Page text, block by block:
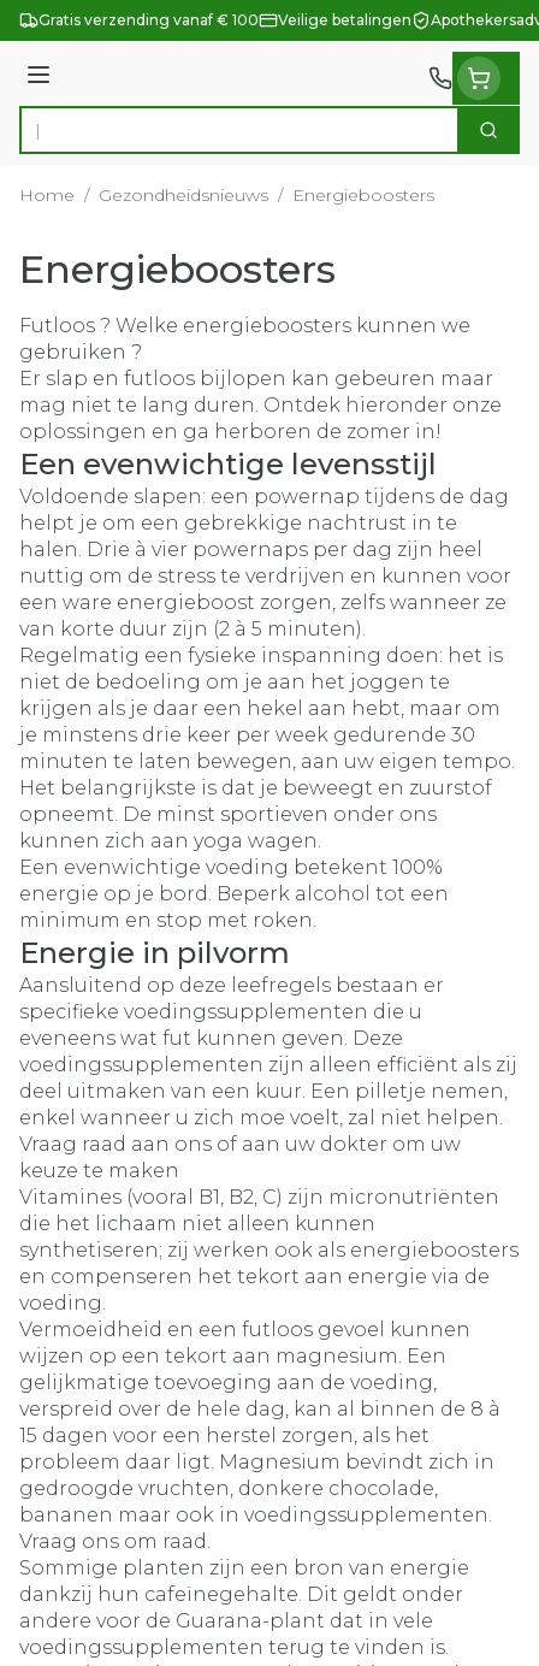
Ga naar de inhoud
Gratis verzending vanaf € 100 Veilige betalingen
Menu
Product, merk, categorie... Zoek
Home / Gezondheidsnieuws / Energieboosters
Energieboosters
Futloos ? Welke energieboosters kunnen we
gebruiken ?
Er slap en futloos bijlopen kan gebeuren maar
mag niet te lang duren. Ontdek hieronder onze
oplossingen en ga herboren de zomer in!
Een evenwichtige levensstijl
Voldoende slapen: een powernap tijdens de dag
helpt je om een gebrekkige nachtrust in te
halen. Drie à vier powernaps per dag zijn heel
nuttig om de stress te verdrijven en kunnen voor
een ware energieboost zorgen, zelfs wanneer ze
van korte duur zijn (2 à 5 minuten).
Regelmatig een fysieke inspanning doen: het is
niet de bedoeling om je aan het joggen te
krijgen als je daar een hekel aan hebt, maar om
je minstens drie keer per week gedurende 30
minuten te laten bewegen, aan uw eigen tempo.
Het belangrijkste is dat je beweegt en zuurstof
opneemt. De minst sportieven onder ons
kunnen zich aan yoga wagen.
Een evenwichtige voeding betekent 100%
energie op je bord. Beperk alcohol tot een
minimum en stop met roken.
Energie in pilvorm
Aansluitend op deze leefregels bestaan er
specifieke voedingssupplementen die u
eveneens wat fut kunnen geven. Deze
voedingssupplementen zijn alleen efficiënt als zij
deel uitmaken van een kuur. Een pilletje nemen,
enkel wanneer u zich moe voelt, zal niet helpen.
Vraag raad aan ons of aan uw dokter om uw
keuze te maken
Vitamines (vooral B1, B2, C) zijn micronutriënten
die het lichaam niet alleen kunnen
synthetiseren; zij werken ook als energieboosters
en compenseren het tekort aan energie via de
voeding.
Vermoeidheid en een futloos gevoel kunnen
wijzen op een tekort aan magnesium. Een
gelijkmatige toevoeging aan de voeding,
verspreid over de hele dag, kan al binnen de 8 à
15 dagen voor een herstel zorgen, als het
probleem daar ligt. Magnesium bevindt zich in
gedroogde vruchten, donkere chocolade,
bananen maar ook in voedingssupplementen.
Vraag ons om raad.
Sommige planten zijn een bron van energie
dankzij hun cafeïnegehalte. Dit geldt onder
andere voor de Guarana-plant dat in vele
voedingssupplementen terug te vinden is.